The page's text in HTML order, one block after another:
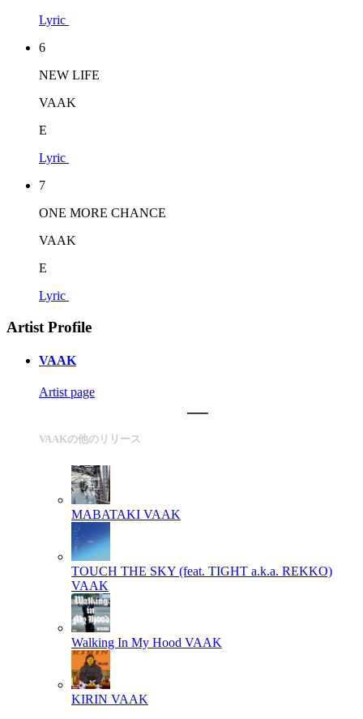
Lyric
6
NEW LIFE
VAAK
E
Lyric
7
ONE MORE CHANCE
VAAK
E
Lyric
Artist Profile
VAAK
Artist page
VAAKの他のリリース
MABATAKI VAAK
TOUCH THE SKY (feat. TIGHT a.k.a. REKKO)
VAAK
Walking In My Hood VAAK
KIRIN VAAK